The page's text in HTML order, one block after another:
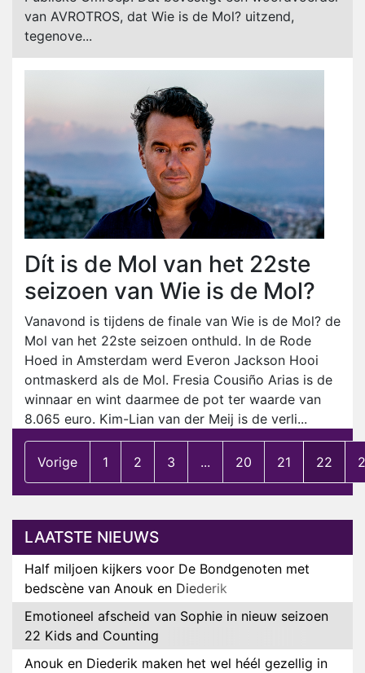
van AVROTROS, dat Wie is de Mol? uitzend,
tegenove...
Dít is de Mol van het 22ste
seizoen van Wie is de Mol?
Vanavond is tijdens de finale van Wie is de Mol? de
Mol van het 22ste seizoen onthuld. In de Rode
Hoed in Amsterdam werd Everon Jackson Hooi
ontmaskerd als de Mol. Fresia Cousiño Arias is de
winnaar en wint daarmee de pot ter waarde van
8.065 euro. Kim-Lian van der Meij is de verli...
Vorige 1 2 3 ... 20 21 22
LAATSTE NIEUWS
Half miljoen kijkers voor De Bondgenoten met
bedscène van Anouk en Diederik
Emotioneel afscheid van Sophie in nieuw seizoen
22 Kids and Counting
Anouk en Diederik maken het wel héél gezellig in